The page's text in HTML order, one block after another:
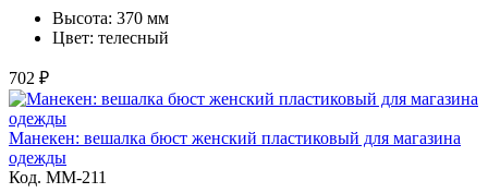
Высота: 370 мм
Цвет: телесный
702 ₽
Манекен: вешалка бюст женский пластиковый для магазина
одежды
Код. MМ-211